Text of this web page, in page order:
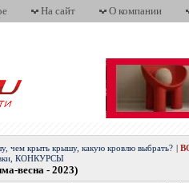
На сайт О компании
чем крыть крышу, какую кровлю выбрать?
КОНКУРСЫ
весна - 2023)